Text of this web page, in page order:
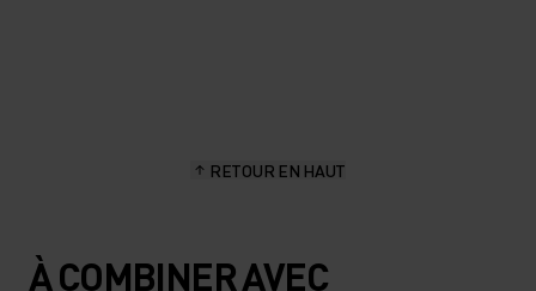
RETOUR EN HAUT
À COMBINER AVEC